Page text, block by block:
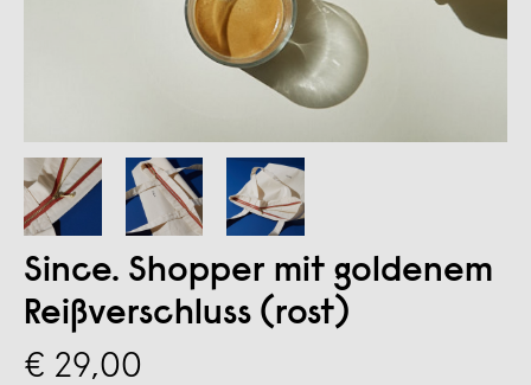
Since. Shopper mit goldenem
Reißverschluss (rost)
€ 29,00